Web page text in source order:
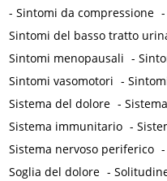
-Sintomi da compressione -
Sintomi del basso tratto
Sintomi menopausali -
Sintomi vasomotori -
Sistema del dolore -
Sistema immunitario -
Sistema nervoso periferico
Soglia del dolore -